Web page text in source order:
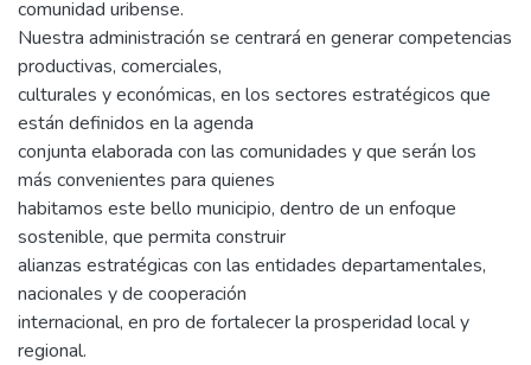
comunidad uribense.
Nuestra administración se centrará en generar competencias
productivas, comerciales,
culturales y económicas, en los sectores estratégicos que
están definidos en la agenda
conjunta elaborada con las comunidades y que serán los
más convenientes para quienes
habitamos este bello municipio, dentro de un enfoque
sostenible, que permita construir
alianzas estratégicas con las entidades departamentales,
nacionales y de cooperación
internacional, en pro de fortalecer la prosperidad local y
regional.